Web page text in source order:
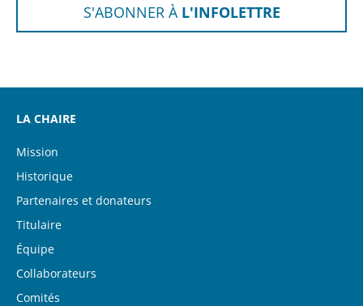
S'ABONNER À L'INFOLETTRE
LA CHAIRE
Mission
Historique
Partenaires et donateurs
Titulaire
Équipe
Collaborateurs
Comités